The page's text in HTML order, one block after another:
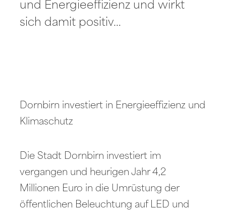
und Energieeffizienz und wirkt
sich damit positiv…
Dornbirn investiert in Energieeffizienz und
Klimaschutz
Die Stadt Dornbirn investiert im
vergangen und heurigen Jahr 4,2
Millionen Euro in die Umrüstung der
öffentlichen Beleuchtung auf LED und